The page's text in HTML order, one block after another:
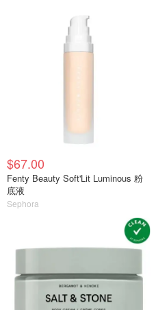
$67.00
Fenty Beauty Soft'Lit Luminous 粉
底液
Sephora